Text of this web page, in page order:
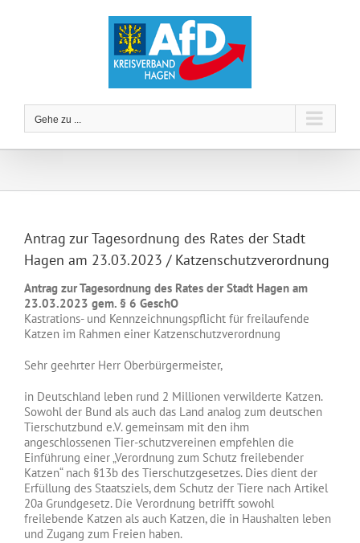
Gehe zu ...
Antrag zur Tagesordnung des Rates der Stadt
Hagen am 23.03.2023 / Katzenschutzverordnung
Antrag zur Tagesordnung des Rates der Stadt Hagen am
23.03.2023 gem. § 6 GeschO
Kastrations- und Kennzeichnungspflicht für freilaufende
Katzen im Rahmen einer Katzenschutzverordnung
Sehr geehrter Herr Oberbürgermeister,
in Deutschland leben rund 2 Millionen verwilderte Katzen.
Sowohl der Bund als auch das Land analog zum deutschen
Tierschutzbund e.V. gemeinsam mit den ihm
angeschlossenen Tier-schutzvereinen empfehlen die
Einführung einer „Verordnung zum Schutz freilebender
Katzen“ nach §13b des Tierschutzgesetzes. Dies dient der
Erfüllung des Staatsziels, dem Schutz der Tiere nach Artikel
20a Grundgesetz. Die Verordnung betrifft sowohl
freilebende Katzen als auch Katzen, die in Haushalten leben
und Zugang zum Freien haben.